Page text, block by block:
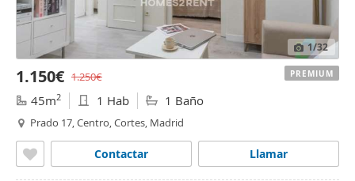
1/32
1.150€ 1.250€
45m2 1 Hab 1 Baño
Prado 17, Centro, Cortes, Madrid
Llamar
Contactar
PREMIUM